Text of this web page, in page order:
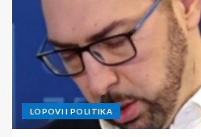
LOPOVI I POLITIKA